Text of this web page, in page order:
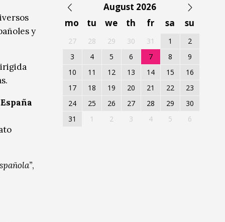
y
,
August 2026
mo
tu we th fr sa su
27 28 29 30 31 1
2
3
4 5 6 7 8
9
10
11 12 13 14 15
16
17
18 19 20 21 22
23
24
25 26 27 28 29
30
31
1 2 3 4 5 6